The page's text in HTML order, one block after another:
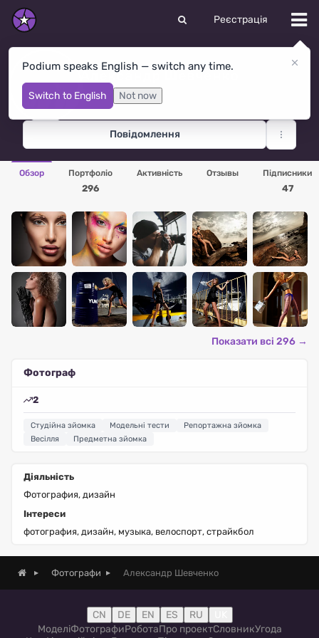
Реєстрація
Podium speaks English — switch any time.
Switch to English Not now
Александр Шевченко
Одесса · США
Повідомлення
Обзор Портфоліо
296
Активність Отзывы Підписники
47
Показати всі 296 →
Фотограф
2
Студійна зйомка Модельні тести
Репортажна зйомка
Весілля
Предметна зйомка
Діяльність
Фотография, дизайн
Інтереси
фотография, дизайн, музыка, велоспорт, страйкбол
Фотографи Александр Шевченко
CN DE EN ES RU
МоделіФотографиРоботаПро проектСловникУгода